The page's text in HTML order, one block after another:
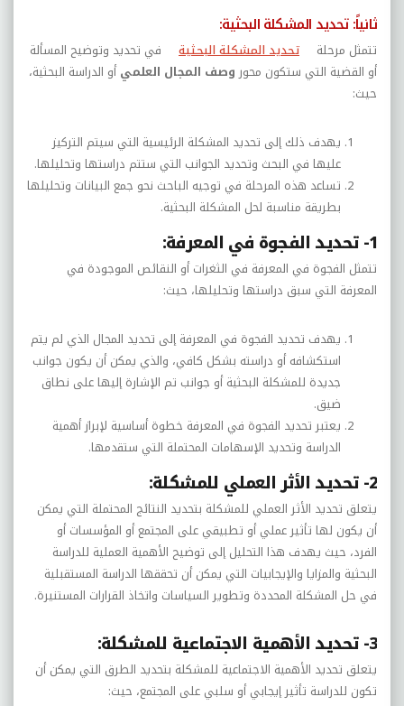
ثانياً: تحديد المشكلة البحثية:
تتمثل مرحلة تحديد المشكلة البحثية
في تحديد وتوضيح المسألة
أو القضية التي ستكون محور وصف المجال العلميأو الدراسة البحثية،
حيث:
يهدف ذلك إلى تحديد المشكلة الرئيسية التي سيتم التركيز
عليها في البحث وتحديد الجوانب التي ستتم دراستها وتحليلها.
تساعد هذه المرحلة في توجيه الباحث نحو جمع البيانات وتحليلها
بطريقة مناسبة لحل المشكلة البحثية.
1- تحديد الفجوة في المعرفة:
تتمثل الفجوة في المعرفة في الثغرات أو النقائص الموجودة في
المعرفة التي سبق دراستها وتحليلها، حيث:
يهدف تحديد الفجوة في المعرفة إلى تحديد المجال الذي لم يتم
استكشافه أو دراسته بشكل كافي، والذي يمكن أن يكون جوانب
جديدة للمشكلة البحثية أو جوانب تم الإشارة إليها على نطاق
ضيق.
يعتبر تحديد الفجوة في المعرفة خطوة أساسية لإبراز أهمية
الدراسة وتحديد الإسهامات المحتملة التي ستقدمها.
2- تحديد الأثر العملي للمشكلة:
يتعلق تحديد الأثر العملي للمشكلة بتحديد النتائج المحتملة التي يمكن
أن يكون لها تأثير عملي أو تطبيقي على المجتمع أو المؤسسات أو
الفرد، حيث يهدف هذا التحليل إلى توضيح الأهمية العملية للدراسة
البحثية والمزايا والإيجابيات التي يمكن أن تحققها الدراسة المستقبلية
في حل المشكلة المحددة وتطوير السياسات واتخاذ القرارات المستنيرة.
3- تحديد الأهمية الاجتماعية للمشكلة:
يتعلق تحديد الأهمية الاجتماعية للمشكلة بتحديد الطرق التي يمكن أن
تكون للدراسة تأثير إيجابي أو سلبي على المجتمع، حيث: